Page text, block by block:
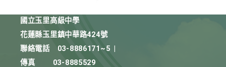
國立玉里高級中學
花蓮縣玉里鎮中華路424號
聯絡電話
03-8886171~5
傳真
03-8885529